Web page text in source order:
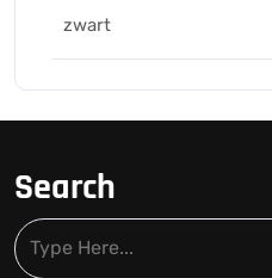
zwart
Search